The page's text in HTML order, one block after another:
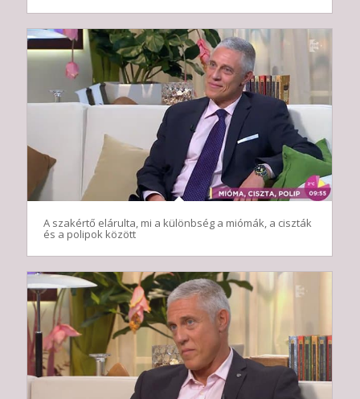
A szakértő elárulta, mi a különbség a miómák, a ciszták
és a polipok között